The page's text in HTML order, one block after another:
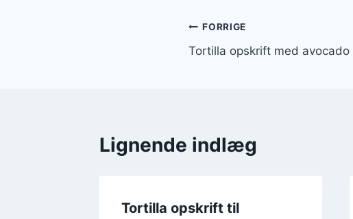
Indlægsnavigation
FORRIGE
Tortilla opskrift med avocado
Lignende indlæg
Tortilla opskrift til